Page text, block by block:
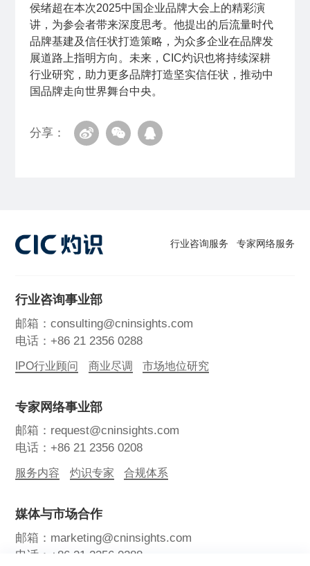
侯绪超在本次2025中国企业品牌大会上的精彩演
讲，为参会者带来深度思考。他提出的后流量时代
品牌基建及信任状打造策略，为众多企业在品牌发
展道路上指明方向。未来，CIC灼识也将持续深耕
行业研究，助力更多品牌打造坚实信任状，推动中
国品牌走向世界舞台中央。
分享：
行业咨询服务 专家网络服务
行业咨询事业部
邮箱：consulting@cninsights.com
电话：+86 21 2356 0288
IPO行业顾问 商业尽调 市场地位研究
专家网络事业部
邮箱：request@cninsights.com
电话：+86 21 2356 0208
服务内容 灼识专家 合规体系
媒体与市场合作
邮箱：marketing@cninsights.com
电话：+86 21 2356 0288